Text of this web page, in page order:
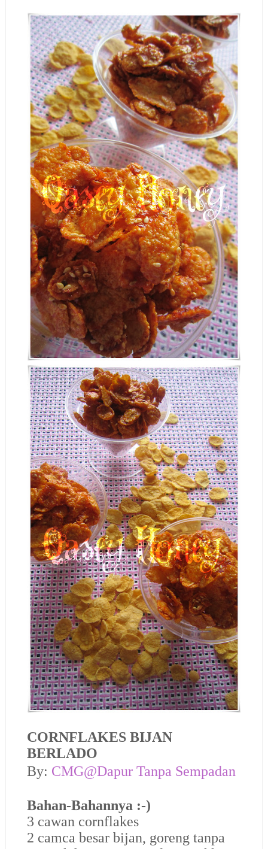
CORNFLAKES BIJAN
BERLADO
By: CMG@Dapur Tanpa Sempadan
Bahan-Bahannya :-)
3 cawan cornflakes
2 camca besar bijan, goreng tanpa